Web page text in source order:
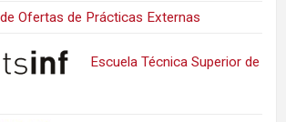
Ofertas de Prácticas Externas
Escuela Técnica Superior de